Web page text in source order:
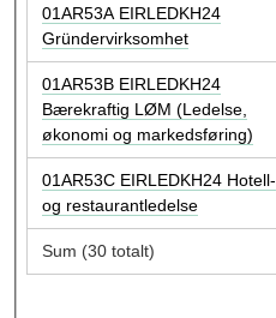
01AR53A EIRLEDKH24
Gründervirksomhet
01AR53B EIRLEDKH24
Bærekraftig LØM (Ledelse,
økonomi og markedsføring)
01AR53C EIRLEDKH24 Hotell-
og restaurantledelse
Sum (30 totalt)